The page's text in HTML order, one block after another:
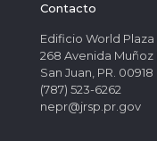
Contacto
Edificio World Plaza
268 Avenida Muñoz
San Juan, PR. 00918
(787) 523-6262
nepr@jrsp.pr.gov